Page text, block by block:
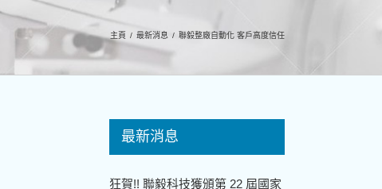
主頁 / 最新消息 / 聯毅整廠自動化 客戶高度信任
最新消息
狂賀!! 聯毅科技獲頒第 22 屆國家